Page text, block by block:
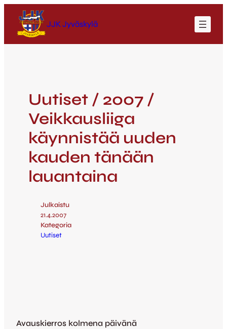
JJK Jyväskylä
Uutiset / 2007 /
Veikkausliiga
käynnistää uuden
kauden tänään
lauantaina
Julkaistu
21.4.2007
Kategoria
Uutiset
Avauskierros kolmena päivänä